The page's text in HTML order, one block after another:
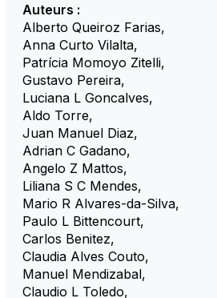
Auteurs :
Alberto Queiroz Farias,
Anna Curto Vilalta,
Patrícia Momoyo Zitelli,
Gustavo Pereira,
Luciana L Goncalves,
Aldo Torre,
Juan Manuel Diaz,
Adrian C Gadano,
Angelo Z Mattos,
Liliana S C Mendes,
Mario R Alvares-da-Silva,
Paulo L Bittencourt,
Carlos Benitez,
Claudia Alves Couto,
Manuel Mendizabal,
Claudio L Toledo,